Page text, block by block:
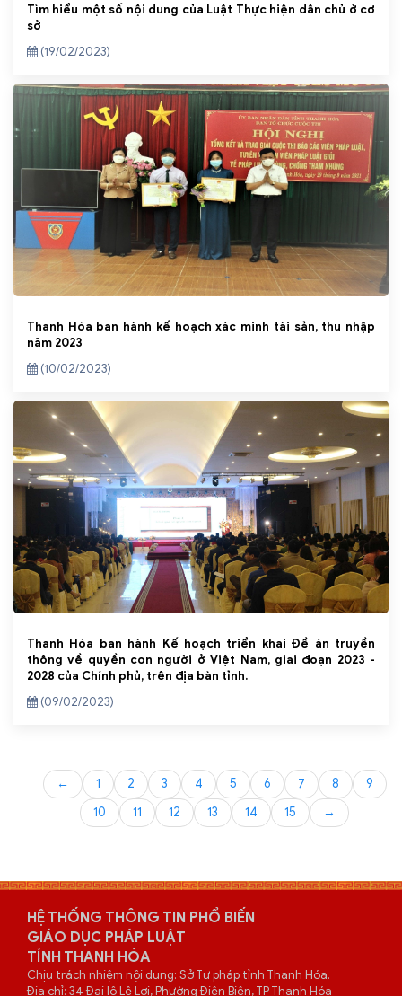
Tìm hiểu một số nội dung của Luật Thực hiện dân chủ ở cơ
sở
(19/02/2023)
Thanh Hóa ban hành kế hoạch xác minh tài sản, thu nhập
năm 2023
(10/02/2023)
Thanh Hóa ban hành Kế hoạch triển khai Đề án truyền
thông về quyền con người ở Việt Nam, giai đoạn 2023 -
2028 của Chính phủ, trên địa bàn tỉnh.
(09/02/2023)
← 1 2 3 4 5 6 7 8
9
10
11 12 13 14 15 →
HỆ THỐNG THÔNG TIN PHỔ BIẾN
GIÁO DỤC PHÁP LUẬT
TỈNH THANH HÓA
Chịu trách nhiệm nội dung: Sở Tư pháp tỉnh Thanh Hóa.
Địa chỉ: 34 Đại lộ Lê Lợi, Phường Điện Biên, TP Thanh Hóa